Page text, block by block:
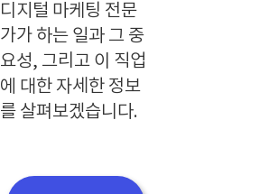
디지털 마케팅 전문
가가 하는 일과 그 중
요성, 그리고 이 직업
에 대한 자세한 정보
를 살펴보겠습니다.